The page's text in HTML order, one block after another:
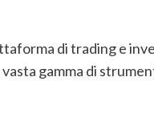
di trading e
gamma di